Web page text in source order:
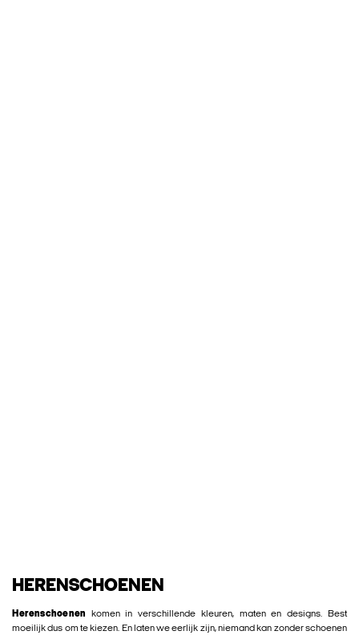
HERENSCHOENEN
Herenschoenen komen in verschillende kleuren, maten en designs. Best
moeilijk dus om te kiezen. En laten we eerlijk zijn, niemand kan zonder schoenen